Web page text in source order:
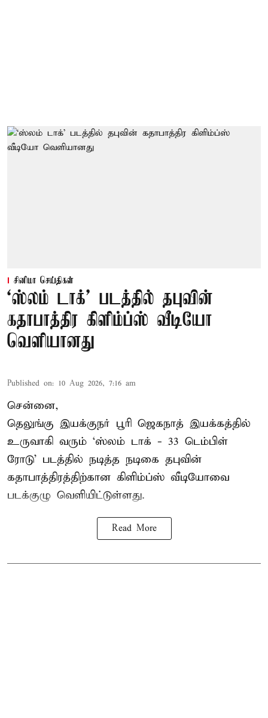
சினிமா செய்திகள்
‘ஸ்லம் டாக்’ படத்தில் தபுவின்
கதாபாத்திர கிளிம்ப்ஸ் வீடியோ
வெளியானது
Published on: 10 Aug 2026, 7:16 am
சென்னை,
தெலுங்கு இயக்குநர் பூரி ஜெகநாத் இயக்கத்தில்
உருவாகி வரும் ‘ஸ்லம் டாக் - 33 டெம்பிள்
ரோடு’ படத்தில் நடித்த நடிகை தபுவின்
கதாபாத்திரத்திற்கான கிளிம்ப்ஸ் வீடியோவை
படக்குழு வெளியிட்டுள்ளது.
Read More